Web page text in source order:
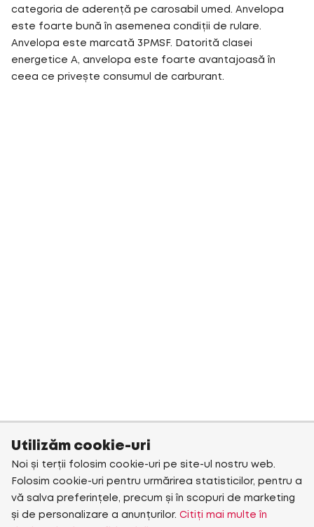
categoria de aderență pe carosabil umed. Anvelopa
este foarte bună în asemenea condiții de rulare.
Anvelopa este marcată 3PMSF. Datorită clasei
energetice A, anvelopa este foarte avantajoasă în
ceea ce privește consumul de carburant.
Utilizăm cookie-uri
Noi și terții folosim cookie-uri pe site-ul nostru web.
Folosim cookie-uri pentru urmărirea statisticilor, pentru a
vă salva preferințele, precum și în scopuri de marketing
și de personalizare a anunțurilor. Citiți mai multe în